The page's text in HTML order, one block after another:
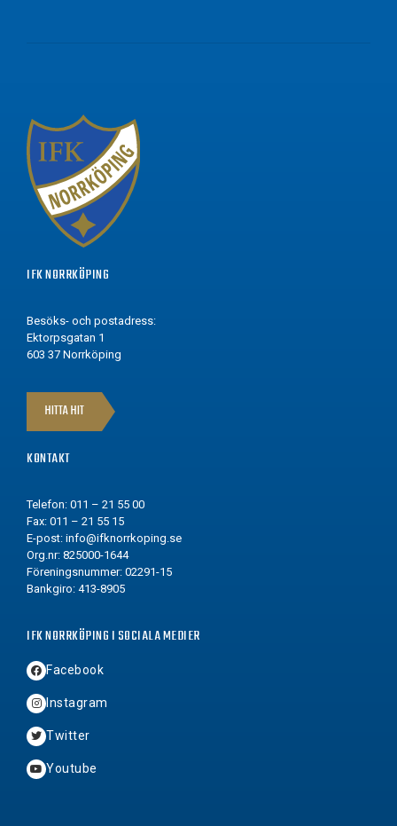
IFK NORRKÖPING
Besöks- och postadress:
Ektorpsgatan 1
603 37 Norrköping
HITTA HIT
KONTAKT
Telefon: 011 – 21 55 00
Fax: 011 – 21 55 15
E-post: info@ifknorrkoping.se
Org.nr: 825000-1644
Föreningsnummer: 02291-15
Bankgiro: 413-8905
IFK NORRKÖPING I SOCIALA MEDIER
Facebook
Instagram
Twitter
Youtube